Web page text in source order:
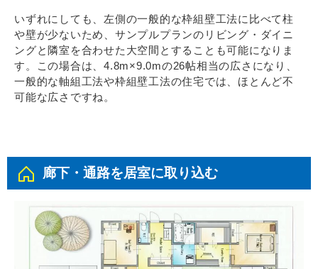
いずれにしても、左側の一般的な枠組壁工法に比べて柱
や壁が少ないため、サンプルプランのリビング・ダイニ
ングと隣室を合わせた大空間とすることも可能になりま
す。この場合は、4.8m×9.0mの26帖相当の広さになり、
一般的な軸組工法や枠組壁工法の住宅では、ほとんど不
可能な広さですね。
廊下・通路を居室に取り込む